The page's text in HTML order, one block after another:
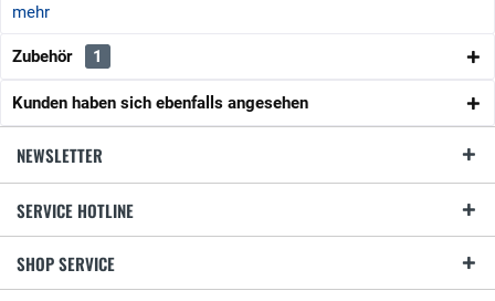
mehr
Zubehör 1
Kunden haben sich ebenfalls angesehen
NEWSLETTER
SERVICE HOTLINE
SHOP SERVICE